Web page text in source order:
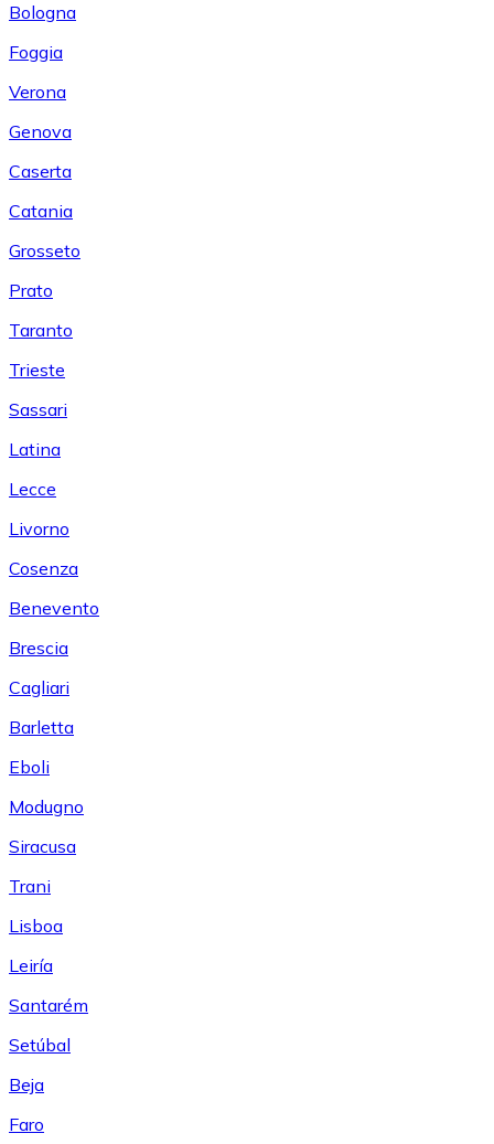
Bologna
Foggia
Verona
Genova
Caserta
Catania
Grosseto
Prato
Taranto
Trieste
Sassari
Latina
Lecce
Livorno
Cosenza
Benevento
Brescia
Cagliari
Barletta
Eboli
Modugno
Siracusa
Trani
Lisboa
Leiría
Santarém
Setúbal
Beja
Faro